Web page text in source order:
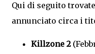
Qui di seguito
annunciato circa i
Killzone 2